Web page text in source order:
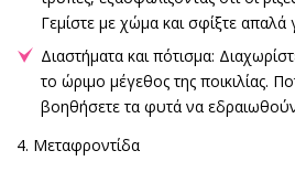
Γεμίστε με χώμα και σφίξτε
Διαστήματα και πότισμα:
το ώριμο μέγεθος της ποικιλίας.
βοηθήσετε τα φυτά να
4. Μεταφροντίδα